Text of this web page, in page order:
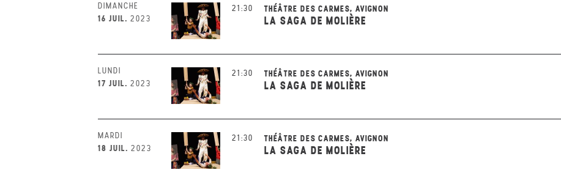
DIMANCHE
16 JUIL. 2023
21:30 THÉÂTRE DES CARMES, AVIGNON
LA SAGA DE MOLIÈRE
LUNDI
17 JUIL. 2023
21:30 THÉÂTRE DES CARMES, AVIGNON
LA SAGA DE MOLIÈRE
MARDI
18 JUIL. 2023
21:30 THÉÂTRE DES CARMES, AVIGNON
LA SAGA DE MOLIÈRE